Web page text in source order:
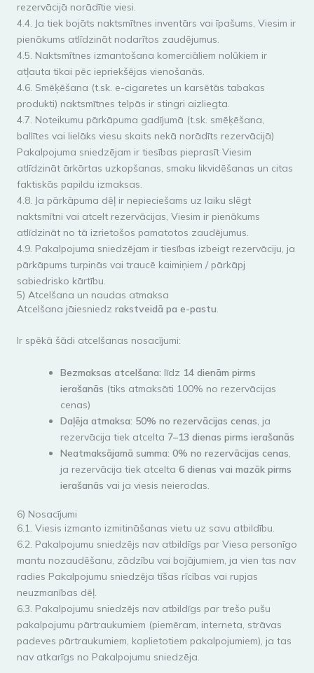
rezervācijā norādītie viesi.
4.4. Ja tiek bojāts naktsmītnes inventārs vai īpašums, Viesim ir
pienākums atlīdzināt nodarītos zaudējumus.
4.5. Naktsmītnes izmantošana komerciāliem nolūkiem ir
atļauta tikai pēc iepriekšējas vienošanās.
4.6. Smēķēšana (t.sk. e-cigaretes un karsētās tabakas
produkti) naktsmītnes telpās ir stingri aizliegta.
4.7. Noteikumu pārkāpuma gadījumā (t.sk. smēķēšana,
ballītes vai lielāks viesu skaits nekā norādīts rezervācijā)
Pakalpojuma sniedzējam ir tiesības pieprasīt Viesim
atlīdzināt ārkārtas uzkopšanas, smaku likvidēšanas un citas
faktiskās papildu izmaksas.
4.8. Ja pārkāpuma dēļ ir nepieciešams uz laiku slēgt
naktsmītni vai atcelt rezervācijas, Viesim ir pienākums
atlīdzināt no tā izrietošos pamatotos zaudējumus.
4.9. Pakalpojuma sniedzējam ir tiesības izbeigt rezervāciju, ja
pārkāpums turpinās vai traucē kaimiņiem / pārkāpj
sabiedrisko kārtību.
5) Atcelšana un naudas atmaksa
Atcelšana jāiesniedz rakstveidā pa e-pastu.
Ir spēkā šādi atcelšanas nosacījumi:
Bezmaksas atcelšana: līdz 14 dienām pirms
ierašanās (tiks atmaksāti 100% no rezervācijas
cenas)
Daļēja atmaksa: 50% no rezervācijas cenas, ja
rezervācija tiek atcelta 7–13 dienas pirms ierašanās
Neatmaksājamā summa: 0% no rezervācijas cenas,
ja rezervācija tiek atcelta 6 dienas vai mazāk pirms
ierašanās vai ja viesis neierodas.
6) Nosacījumi
6.1. Viesis izmanto izmitināšanas vietu uz savu atbildību.
6.2. Pakalpojumu sniedzējs nav atbildīgs par Viesa personīgo
mantu nozaudēšanu, zādzību vai bojājumiem, ja vien tas nav
radies Pakalpojumu sniedzēja tīšas rīcības vai rupjas
neuzmanības dēļ.
6.3. Pakalpojumu sniedzējs nav atbildīgs par trešo pušu
pakalpojumu pārtraukumiem (piemēram, interneta, strāvas
padeves pārtraukumiem, koplietotiem pakalpojumiem), ja tas
nav atkarīgs no Pakalpojumu sniedzēja.